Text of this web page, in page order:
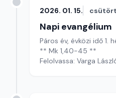
2026. 01. 15.
Napi evangélium
Páros év, évközi idő 1.
** Mk 1,40-45 **
Felolvassa: Varga